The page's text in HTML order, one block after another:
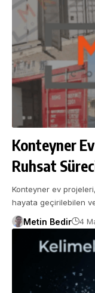
Konteyner
Ruhsat
Konteyner ev
hayata geçirilebilen
Metin Bedir 4